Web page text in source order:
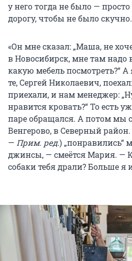
у него тогда не было —
дорогу, чтобы не было скучно.
«Он мне сказал: „Маша, не
в Новосибирск, мне там надо
какую мебель посмотреть?“ А
те, Сергей Николаевич,
приехали, и нам менеджер:
нравится кровать?“ То есть
паре обращался. А потом мы
Венгерово, в Северный
— Прим. ред.) „понравились“
джинсы, — смеётся Мария. —
собаки тебя драли? Больше я